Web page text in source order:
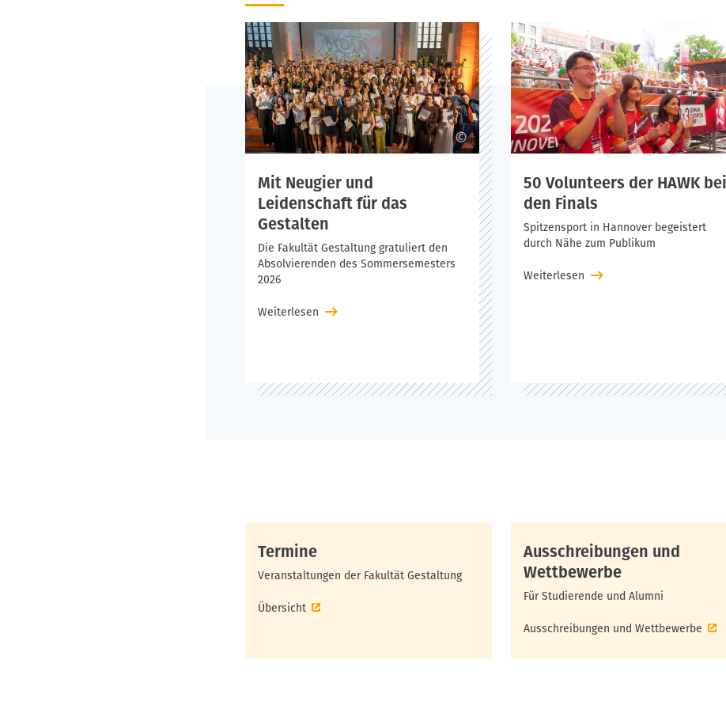
Später wurden dann beide Fachbereiche zur Fakultät Gestaltung
und Master of Arts angeboten werden. Mit den neun unterschiedlichen
attraktives Studienangebot. So können sich unsere rund 650 Studierenden sicher
©
Mit Neugier und
Leidenschaft für das
Gestalten
Die Fakultät Gestaltung gratuliert den
Absolvierenden des Sommersemesters
2026
Weiterlesen
50 Volunteers der HAWK bei
den Finals
Spitzensport in Hannover begeistert
durch Nähe zum Publikum
Weiterlesen
Termine
Veranstaltungen der Fakultät Gestaltung
Übersicht
Ausschreibungen und
Wettbewerbe
Für Studierende und Alumni
Ausschreibungen und Wettbewerbe